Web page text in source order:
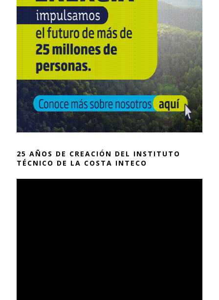
25 AÑOS DE CREACIÓN DEL INSTITUTO
TÉCNICO DE LA COSTA INTECO